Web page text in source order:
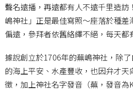
聲名遠播，再遠都有人不遠千里造
嶋神社」正是最佳寫照～座落於種差
偏遠，參拜者依舊絡繹不絕，每天都
據說創立於1706年的蕪嶋神社，除
的海上平安、水產豐收，也因弁才天
徵，加上神社名字發音（蕪，發音為